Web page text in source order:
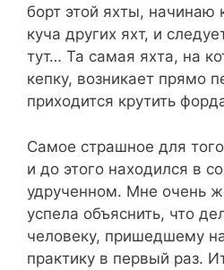
борт этой яхты, начинаю
куча других яхт, и
тут… Та самая яхта, на
кепку, возникает прямо
приходится крутить
Самое страшное для
и до этого находился в
удрученном. Мне очень
успела объяснить, что
человеку, пришедшему
практику в первый раз.